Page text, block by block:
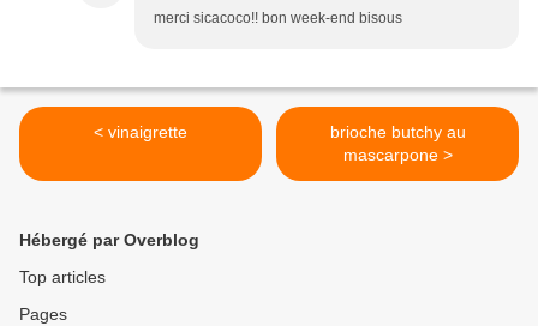
merci sicacoco!! bon week-end bisous
< vinaigrette
brioche butchy au
mascarpone >
Hébergé par Overblog
Top articles
Pages